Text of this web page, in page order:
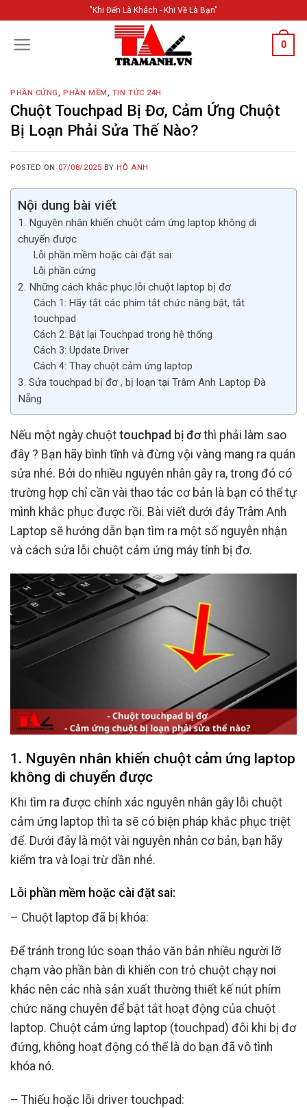
content
"Khi Đến Là Khách - Khi Về Là Bạn"
0
PHẦN CỨNG,PHẦN MỀM, TIN TỨC 24H
Chuột Touchpad Bị Đơ, Cảm Ứng Chuột
Bị Loạn Phải Sửa Thế Nào?
POSTED ON 07/08/2025 BY HỒ ANH
Nội dung bài viết
1. Nguyên nhân khiến chuột cảm ứng laptop không di
chuyển được
Lỗi phần mềm hoặc cài đặt sai:
Lỗi phần cứng
2. Những cách khắc phục lỗi chuột laptop bị đơ
Cách 1: Hãy tắt các phím tắt chức năng bật, tắt
touchpad
Cách 2: Bật lại Touchpad trong hệ thống
Cách 3: Update Driver
Cách 4: Thay chuột cảm ứng laptop
3. Sửa touchpad bị đơ , bị loạn tại Trâm Anh Laptop Đà
Nẵng
Nếu một ngày chuột touchpad bị đơthì phải làm sao
đây ? Bạn hãy bình tĩnh và đừng vội vàng mang ra quán
sửa nhé. Bởi do nhiều nguyên nhân gây ra, trong đó có
trường hợp chỉ cần vài thao tác cơ bản là bạn có thể tự
mình khắc phục được rồi. Bài viết dưới đây Trâm Anh
Laptop sẽ hướng dẫn bạn tìm ra một số nguyên nhận
và cách sửa lỗi chuột cảm ứng máy tính bị đơ.
1. Nguyên nhân khiến chuột cảm ứng laptop
không di chuyển được
Khi tìm ra được chính xác nguyên nhân gây lỗi chuột
cảm ứng laptop thì ta sẽ có biện pháp khắc phục triệt
để. Dưới đây là một vài nguyên nhân cơ bản, bạn hãy
kiểm tra và loại trừ dần nhé.
Lỗi phần mềm hoặc cài đặt sai:
– Chuột laptop đã bị khóa:
Để tránh trong lúc soạn thảo văn bản nhiều người lỡ
chạm vào phần bàn di khiến con trỏ chuột chạy nơi
khác nên các nhà sản xuất thường thiết kế nút phím
chức năng chuyên để bật tắt hoạt động của chuột
laptop. Chuột cảm ứng laptop (touchpad) đôi khi bị đơ
đứng, không hoạt động có thể là do bạn đã vô tình
khóa nó.
– Thiếu hoặc lỗi driver touchpad: